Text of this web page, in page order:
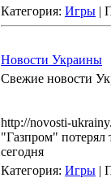
Категория: Игры |
Новости Украины
Свежие новости
http://novosti-
"Газпром"
сегодня
Категория: Игры |